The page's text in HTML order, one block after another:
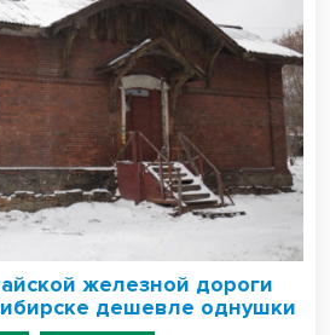
железной дороги
дешевле однушки